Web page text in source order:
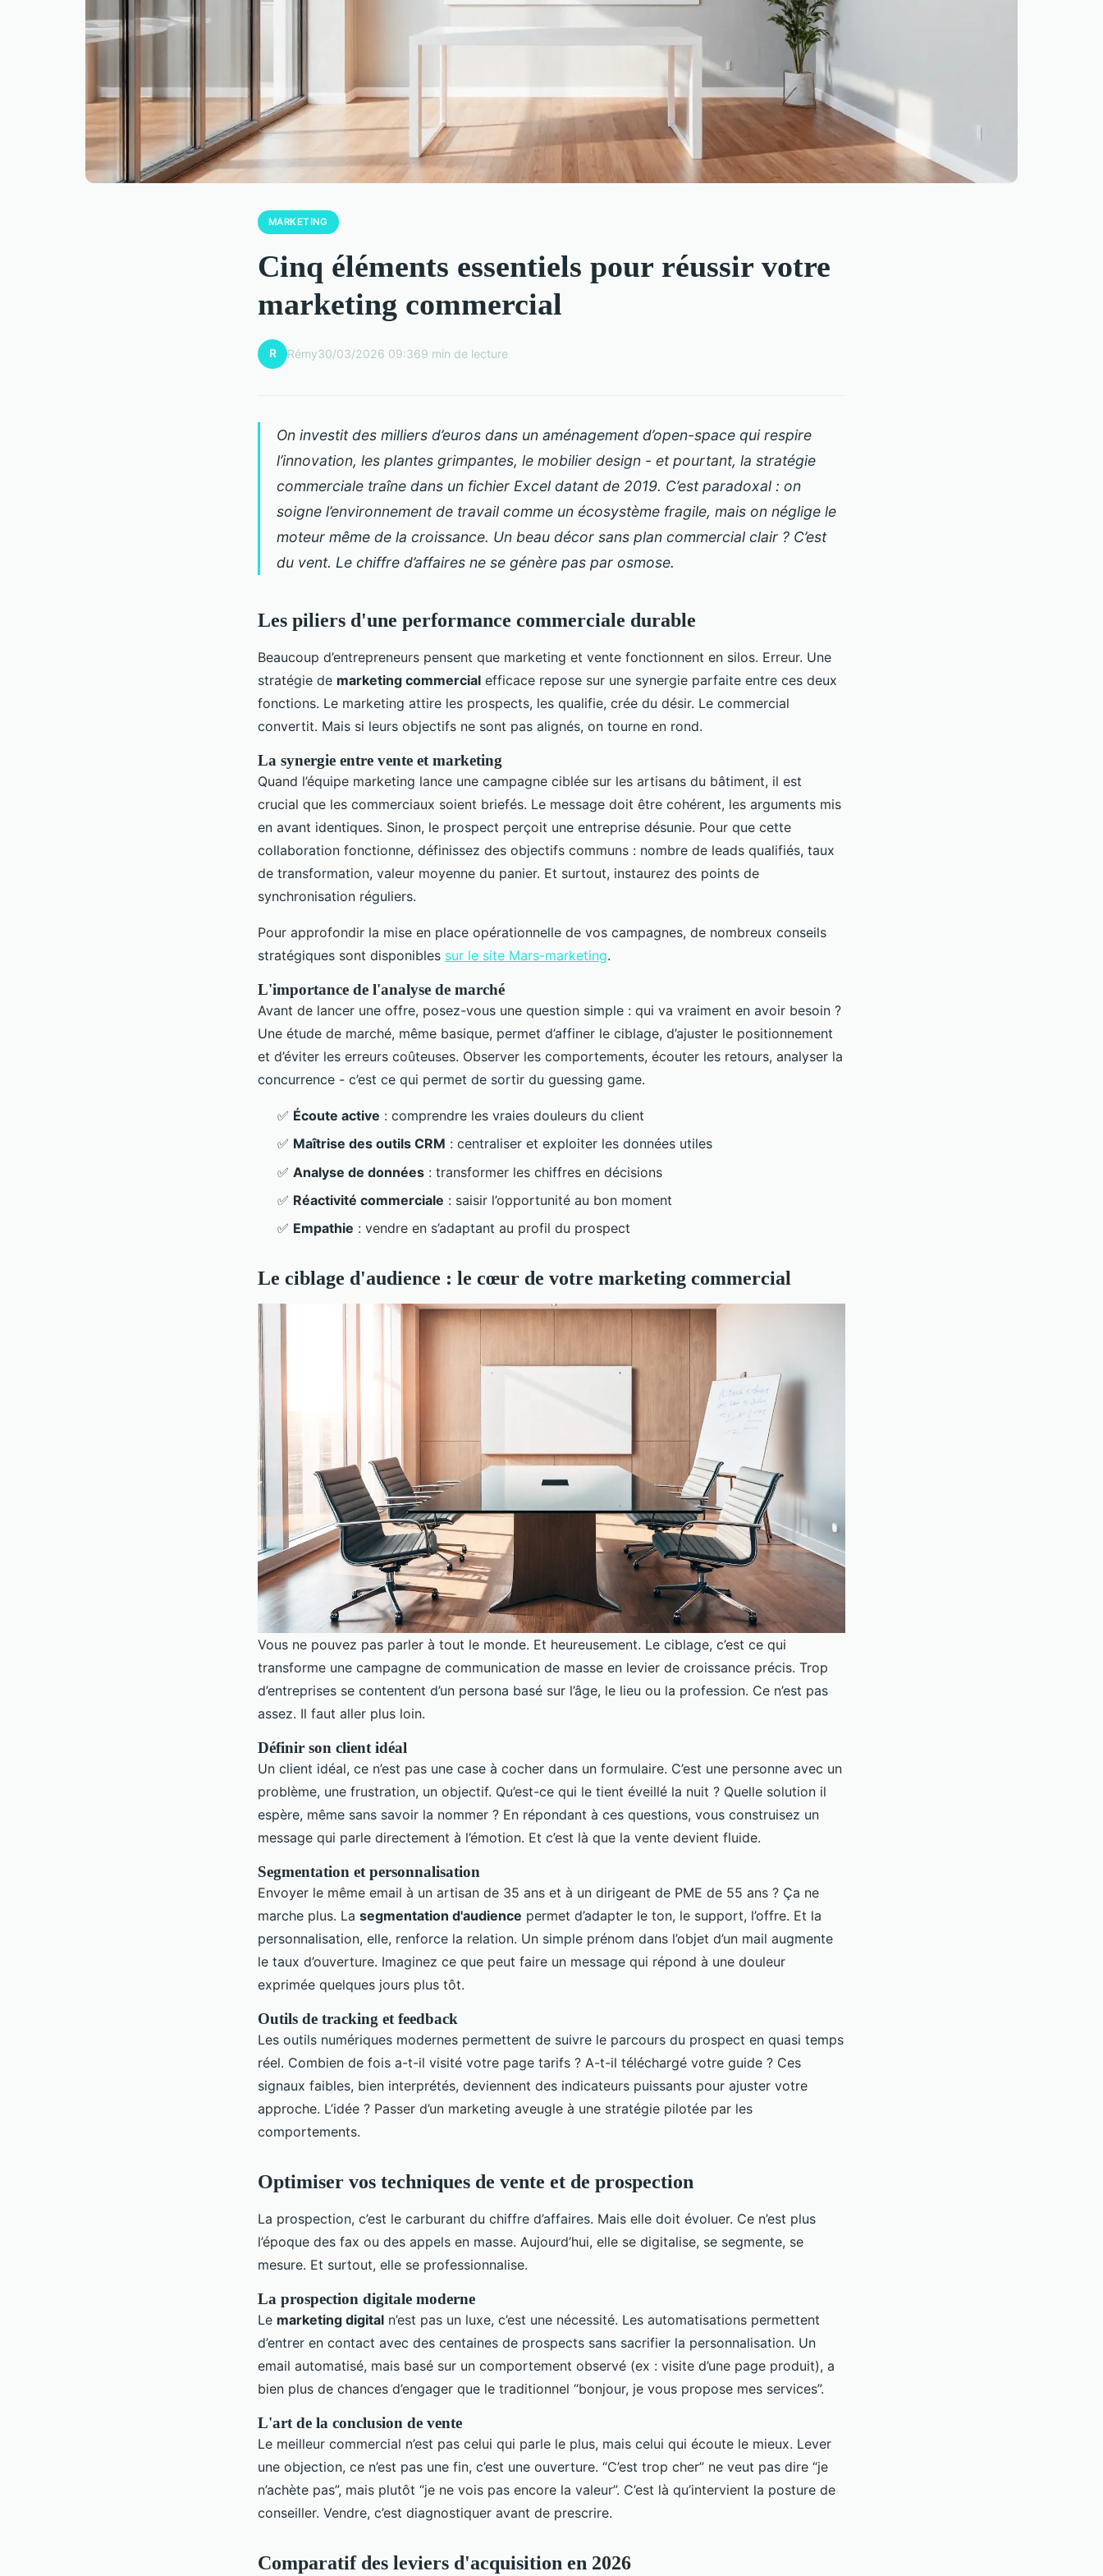
MARKETING
Cinq éléments essentiels pour réussir votre
marketing commercial
R Rémy30/03/2026 09:369 min de lecture
On investit des milliers d’euros dans un aménagement d’open-space qui respire
l’innovation, les plantes grimpantes, le mobilier design - et pourtant, la stratégie
commerciale traîne dans un fichier Excel datant de 2019. C’est paradoxal : on
soigne l’environnement de travail comme un écosystème fragile, mais on néglige le
moteur même de la croissance. Un beau décor sans plan commercial clair ? C’est
du vent. Le chiffre d’affaires ne se génère pas par osmose.
Les piliers d'une performance commerciale durable
Beaucoup d’entrepreneurs pensent que marketing et vente fonctionnent en silos. Erreur. Une
stratégie de marketing commercial efficace repose sur une synergie parfaite entre ces deux
fonctions. Le marketing attire les prospects, les qualifie, crée du désir. Le commercial
convertit. Mais si leurs objectifs ne sont pas alignés, on tourne en rond.
La synergie entre vente et marketing
Quand l’équipe marketing lance une campagne ciblée sur les artisans du bâtiment, il est
crucial que les commerciaux soient briefés. Le message doit être cohérent, les arguments mis
en avant identiques. Sinon, le prospect perçoit une entreprise désunie. Pour que cette
collaboration fonctionne, définissez des objectifs communs : nombre de leads qualifiés, taux
de transformation, valeur moyenne du panier. Et surtout, instaurez des points de
synchronisation réguliers.
Pour approfondir la mise en place opérationnelle de vos campagnes, de nombreux conseils
stratégiques sont disponibles sur le site Mars-marketing.
L'importance de l'analyse de marché
Avant de lancer une offre, posez-vous une question simple : qui va vraiment en avoir besoin ?
Une étude de marché, même basique, permet d’affiner le ciblage, d’ajuster le positionnement
et d’éviter les erreurs coûteuses. Observer les comportements, écouter les retours, analyser la
concurrence - c’est ce qui permet de sortir du guessing game.
✅ Écoute active : comprendre les vraies douleurs du client
✅ Maîtrise des outils CRM : centraliser et exploiter les données utiles
✅ Analyse de données : transformer les chiffres en décisions
✅ Réactivité commerciale : saisir l’opportunité au bon moment
✅ Empathie : vendre en s’adaptant au profil du prospect
Le ciblage d'audience : le cœur de votre marketing commercial
Vous ne pouvez pas parler à tout le monde. Et heureusement. Le ciblage, c’est ce qui
transforme une campagne de communication de masse en levier de croissance précis. Trop
d’entreprises se contentent d’un persona basé sur l’âge, le lieu ou la profession. Ce n’est pas
assez. Il faut aller plus loin.
Définir son client idéal
Un client idéal, ce n’est pas une case à cocher dans un formulaire. C’est une personne avec un
problème, une frustration, un objectif. Qu’est-ce qui le tient éveillé la nuit ? Quelle solution il
espère, même sans savoir la nommer ? En répondant à ces questions, vous construisez un
message qui parle directement à l’émotion. Et c’est là que la vente devient fluide.
Segmentation et personnalisation
Envoyer le même email à un artisan de 35 ans et à un dirigeant de PME de 55 ans ? Ça ne
marche plus. La segmentation d'audience permet d’adapter le ton, le support, l’offre. Et la
personnalisation, elle, renforce la relation. Un simple prénom dans l’objet d’un mail augmente
le taux d’ouverture. Imaginez ce que peut faire un message qui répond à une douleur
exprimée quelques jours plus tôt.
Outils de tracking et feedback
Les outils numériques modernes permettent de suivre le parcours du prospect en quasi temps
réel. Combien de fois a-t-il visité votre page tarifs ? A-t-il téléchargé votre guide ? Ces
signaux faibles, bien interprétés, deviennent des indicateurs puissants pour ajuster votre
approche. L’idée ? Passer d’un marketing aveugle à une stratégie pilotée par les
comportements.
Optimiser vos techniques de vente et de prospection
La prospection, c’est le carburant du chiffre d’affaires. Mais elle doit évoluer. Ce n’est plus
l’époque des fax ou des appels en masse. Aujourd’hui, elle se digitalise, se segmente, se
mesure. Et surtout, elle se professionnalise.
La prospection digitale moderne
Le marketing digital n’est pas un luxe, c’est une nécessité. Les automatisations permettent
d’entrer en contact avec des centaines de prospects sans sacrifier la personnalisation. Un
email automatisé, mais basé sur un comportement observé (ex : visite d’une page produit), a
bien plus de chances d’engager que le traditionnel “bonjour, je vous propose mes services”.
L'art de la conclusion de vente
Le meilleur commercial n’est pas celui qui parle le plus, mais celui qui écoute le mieux. Lever
une objection, ce n’est pas une fin, c’est une ouverture. “C’est trop cher” ne veut pas dire “je
n’achète pas”, mais plutôt “je ne vois pas encore la valeur”. C’est là qu’intervient la posture de
conseiller. Vendre, c’est diagnostiquer avant de prescrire.
Comparatif des leviers d'acquisition en 2026